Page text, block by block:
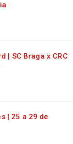
| SC Braga x CRC
| 25 a 29 de